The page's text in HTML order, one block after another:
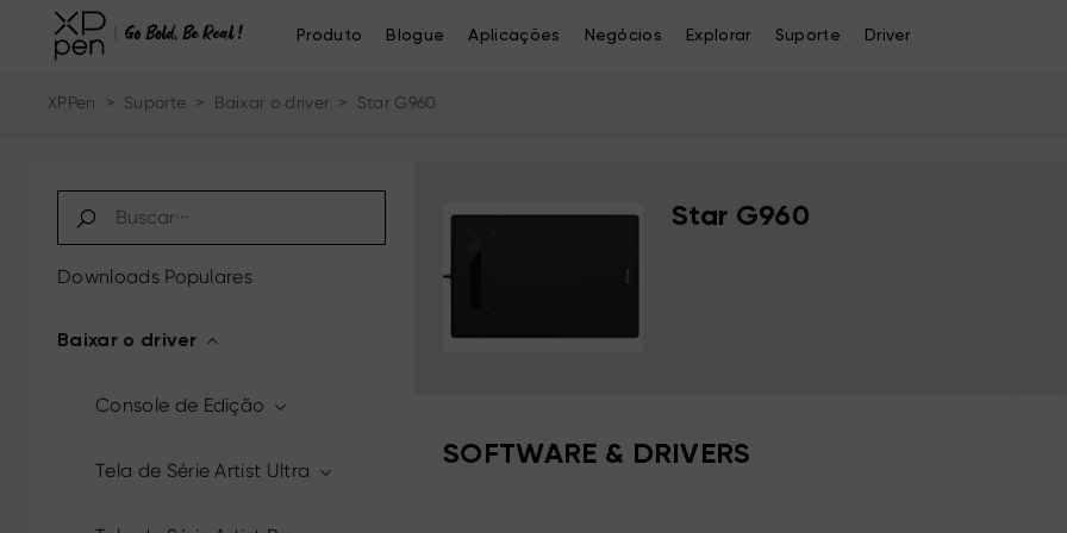
Produto Blogue Aplicações Negócios Explorar Suporte Driver
XPPen > Suporte > Baixar o driver > Star G960
Downloads Populares
Baixar o driver
Console de Edição
Tela de Série Artist Ultra
Star G960
SOFTWARE & DRIVERS